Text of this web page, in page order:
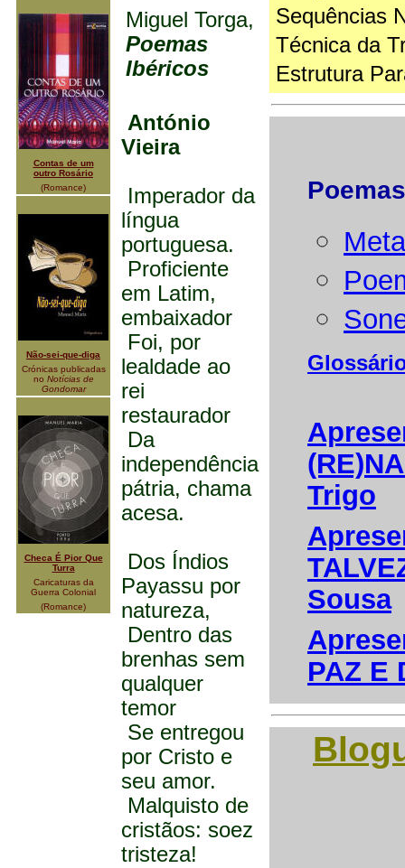
Contas de um
outro Rosário
(Romance)
Não-sei-que-diga
Crónicas publicadas
no Notícias de
Gondomar
Checa É Pior Que
Turra
Caricaturas da
Guerra Colonial
(Romance)
Miguel Torga,
Poemas
Ibéricos
António
Vieira
Imperador da
língua
portuguesa.
Proficiente
em Latim,
embaixador
Foi, por
lealdade ao
rei
restaurador
Da
independência
pátria, chama
acesa.
Dos Índios
Payassu por
natureza,
Dentro das
brenhas sem
qualquer
temor
Se entregou
por Cristo e
seu amor.
Malquisto de
cristãos: soez
tristeza!
Sequências
Técnica da
Estrutura
Trigo
Sousa
PAZ E